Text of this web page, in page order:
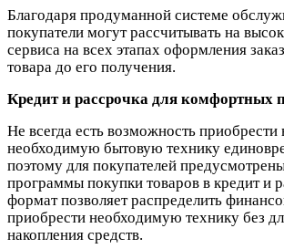
Благодаря продуманной системе
покупатели могут рассчитывать на
сервиса на всех этапах оформления
товара до его получения.
Кредит и рассрочка для комфортных
Не всегда есть возможность приобрести
необходимую бытовую технику
поэтому для покупателей
программы покупки товаров в кредит и
формат позволяет распределить
приобрести необходимую технику без
накопления средств.